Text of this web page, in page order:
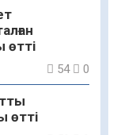
өтті
54 0
өтті